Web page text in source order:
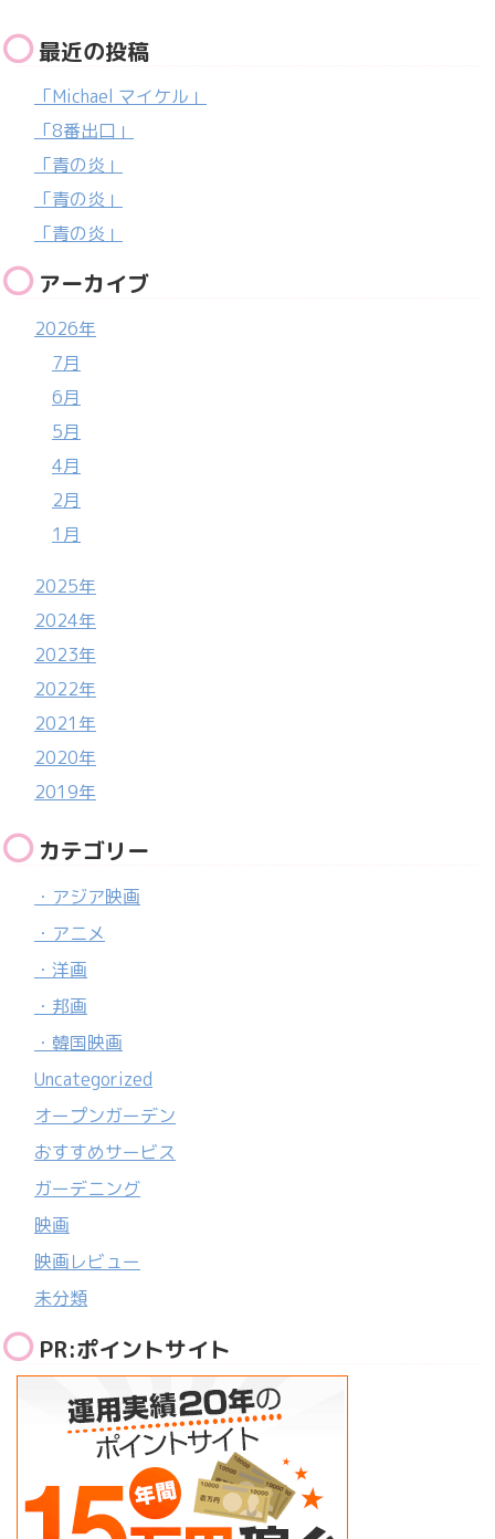
最近の投稿
「Michael マイケル」
「8番出口」
「青の炎」
「青の炎」
「青の炎」
アーカイブ
2026年
7月
6月
5月
4月
2月
1月
2025年
2024年
2023年
2022年
2021年
2020年
2019年
カテゴリー
・アジア映画
・アニメ
・洋画
・邦画
・韓国映画
Uncategorized
オープンガーデン
おすすめサービス
ガーデニング
映画
映画レビュー
未分類
PR:ポイントサイト